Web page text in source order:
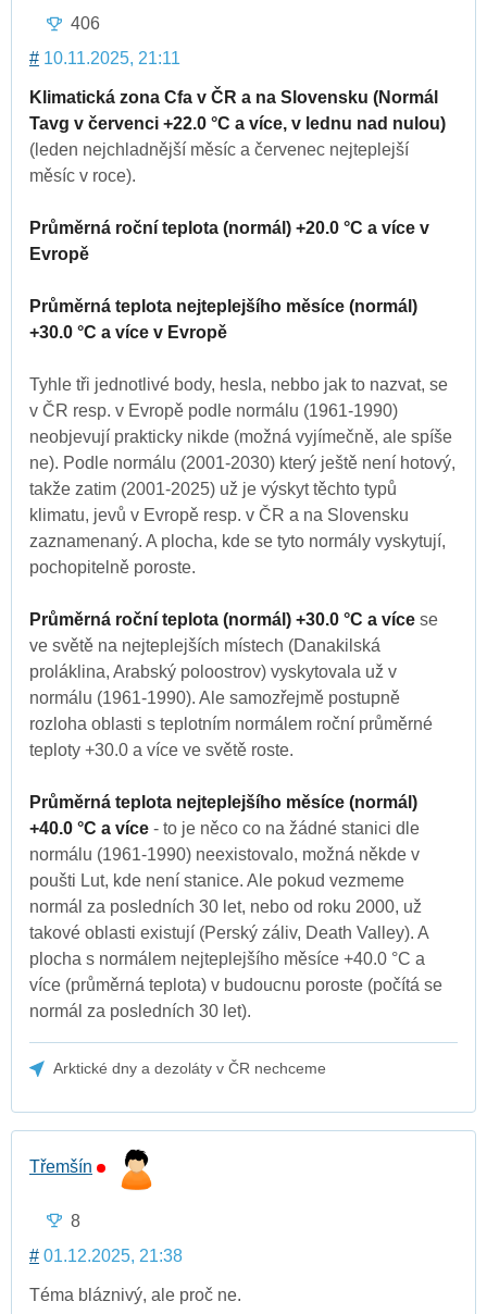
406
# 10.11.2025, 21:11
Klimatická zona Cfa v ČR a na Slovensku (Normál
Tavg v červenci +22.0 °C a více, v lednu nad nulou)
(leden nejchladnější měsíc a červenec nejteplejší
měsíc v roce).
Průměrná roční teplota (normál) +20.0 °C a více v
Evropě
Průměrná teplota nejteplejšího měsíce (normál)
+30.0 °C a více v Evropě
Tyhle tři jednotlivé body, hesla, nebbo jak to nazvat, se
v ČR resp. v Evropě podle normálu (1961-1990)
neobjevují prakticky nikde (možná vyjímečně, ale spíše
ne). Podle normálu (2001-2030) který ještě není hotový,
takže zatim (2001-2025) už je výskyt těchto typů
klimatu, jevů v Evropě resp. v ČR a na Slovensku
zaznamenaný. A plocha, kde se tyto normály vyskytují,
pochopitelně poroste.
Průměrná roční teplota (normál) +30.0 °C a více se
ve světě na nejteplejších místech (Danakilská
proláklina, Arabský poloostrov) vyskytovala už v
normálu (1961-1990). Ale samozřejmě postupně
rozloha oblasti s teplotním normálem roční průměrné
teploty +30.0 a více ve světě roste.
Průměrná teplota nejteplejšího měsíce (normál)
+40.0 °C a více - to je něco co na žádné stanici dle
normálu (1961-1990) neexistovalo, možná někde v
poušti Lut, kde není stanice. Ale pokud vezmeme
normál za posledních 30 let, nebo od roku 2000, už
takové oblasti existují (Perský záliv, Death Valley). A
plocha s normálem nejteplejšího měsíce +40.0 °C a
více (průměrná teplota) v budoucnu poroste (počítá se
normál za posledních 30 let).
Arktické dny a dezoláty v ČR nechceme
Třemšín
8
# 01.12.2025, 21:38
Téma bláznivý, ale proč ne.